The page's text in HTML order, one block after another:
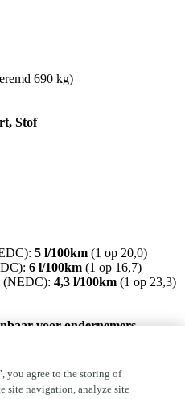
690 kg)
Stof
5 l/100km (1 op 20,0)
6 l/100km (1 op 16,7)
(NEDC): 4,3 l/100km (1 op 23,3)
voor ondernemers
you agree to the storing of
site navigation, analyze site